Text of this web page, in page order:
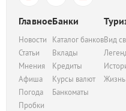
Главное
Новости
Статьи
Мнения
Афиша
Погода
Пробки
Банки
Каталог банков
Вклады
Кредиты
Курсы валют
Банкоматы
Вид
Жизнь